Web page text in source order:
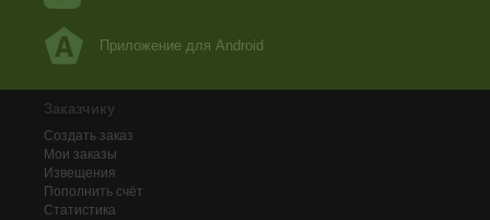
Приложение для Android
Заказчику
Создать заказ
Мои заказы
Извещения
Пополнить счёт
Статистика